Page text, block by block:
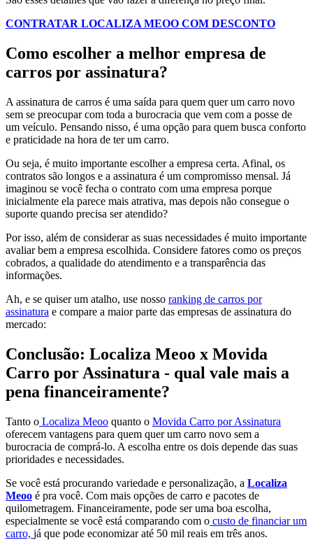
CONTRATAR LOCALIZA MEOO COM DESCONTO
Como escolher a melhor empresa de
carros por assinatura?
A assinatura de carros é uma saída para quem quer um carro novo
sem se preocupar com toda a burocracia que vem com a posse de
um veículo. Pensando nisso, é uma opção para quem busca conforto
e praticidade na hora de ter um carro.
Ou seja, é muito importante escolher a empresa certa. Afinal, os
contratos são longos e a assinatura é um compromisso mensal. Já
imaginou se você fecha o contrato com uma empresa porque
inicialmente ela parece mais atrativa, mas depois não consegue o
suporte quando precisa ser atendido?
Por isso, além de considerar as suas necessidades é muito importante
avaliar bem a empresa escolhida. Considere fatores como os preços
cobrados, a qualidade do atendimento e a transparência das
informações.
Ah, e se quiser um atalho, use nosso ranking de carros por
assinatura e compare a maior parte das empresas de assinatura do
mercado:
Conclusão: Localiza Meoo x Movida
Carro por Assinatura - qual vale mais a
pena financeiramente?
Tanto o Localiza Meoo quanto o Movida Carro por Assinatura
oferecem vantagens para quem quer um carro novo sem a
burocracia de comprá-lo. A escolha entre os dois depende das suas
prioridades e necessidades.
Se você está procurando variedade e personalização, a Localiza
Meoo é pra você. Com mais opções de carro e pacotes de
quilometragem. Financeiramente, pode ser uma boa escolha,
especialmente se você está comparando com o custo de financiar um
carro, já que pode economizar até 50 mil reais em três anos.